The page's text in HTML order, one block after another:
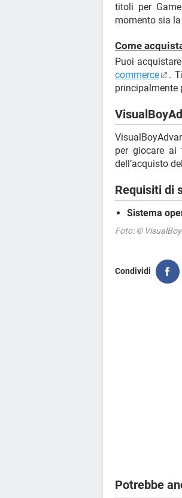
titoli per
momento sia
Come
Puoi
commerce
.
principalmente
per giocare ai
dell’acquisto
Requisiti di
Sistema
Foto: ©
Condividi
Potrebbe